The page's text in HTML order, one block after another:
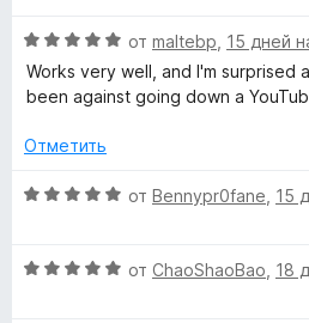
o
m
m
н
е
н
н
5
5
О
ц
е
е
о
5
от maltebp 15 дней
Works very well, and I'm surprised
been against going down a
Отметить
О
н
от Bennypr0fane 15
О
от ChaoShaoBao 18